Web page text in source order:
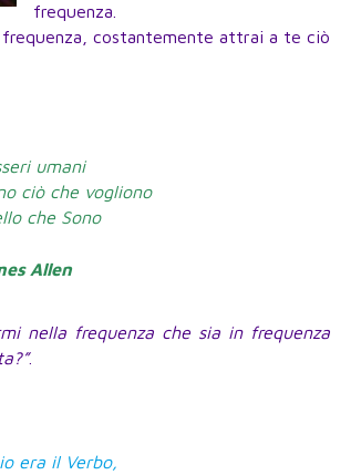
frequenza.
costantemente attrai a te ciò
umani
ciò che vogliono
che Sono
Allen
nella frequenza che sia in frequenza
.
era il Verbo,